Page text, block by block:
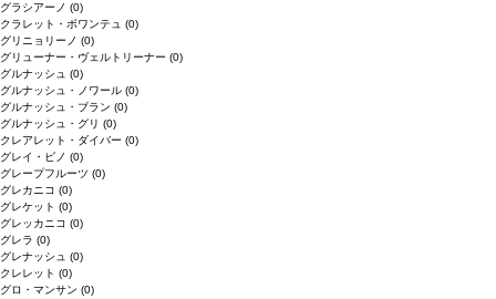
グラシアーノ (0)
クラレット・ボワンテュ (0)
グリニョリーノ (0)
グリューナー・ヴェルトリーナー (0)
グルナッシュ (0)
グルナッシュ・ノワール (0)
グルナッシュ・ブラン (0)
グルナッシュ・グリ (0)
クレアレット・ダイバー (0)
グレイ・ピノ (0)
グレープフルーツ (0)
グレカニコ (0)
グレケット (0)
グレッカニコ (0)
グレラ (0)
グレナッシュ (0)
クレレット (0)
グロ・マンサン (0)